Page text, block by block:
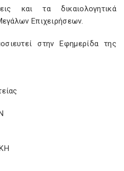
και τα δικαιολογητικά
Επιχειρήσεων.
στην Εφημερίδα της